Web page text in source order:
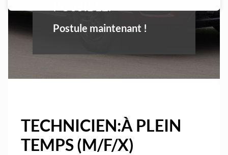
Postule maintenant !
TECHNICIEN:À PLEIN
TEMPS (M/F/X)